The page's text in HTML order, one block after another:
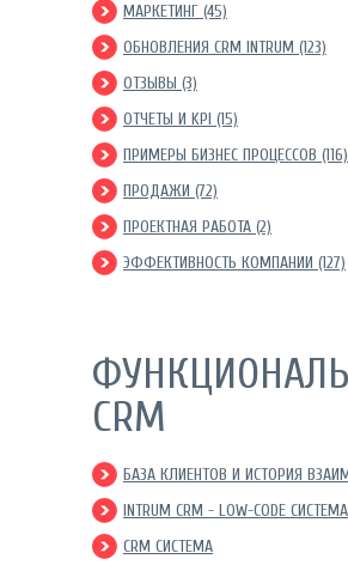
МАРКЕТИНГ (45)
ОБНОВЛЕНИЯ CRM INTRUM (123)
ОТЗЫВЫ (3)
ОТЧЕТЫ И KPI (15)
ПРИМЕРЫ БИЗНЕС ПРОЦЕССОВ (116)
ПРОДАЖИ (72)
ПРОЕКТНАЯ РАБОТА (2)
ЭФФЕКТИВНОСТЬ КОМПАНИИ (127)
CRM
БАЗА КЛИЕНТОВ И ИСТОРИЯ
INTRUM CRM - LOW-CODE
CRM СИСТЕМА